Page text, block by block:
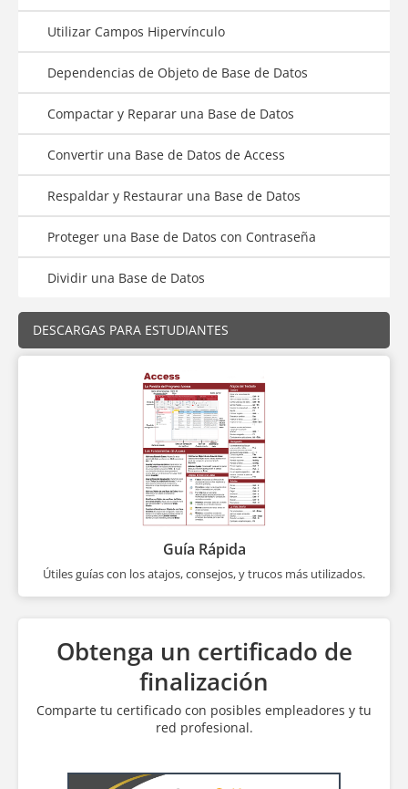
Utilizar Campos Hipervínculo
Dependencias de Objeto de Base de Datos
Compactar y Reparar una Base de Datos
Convertir una Base de Datos de Access
Respaldar y Restaurar una Base de Datos
Proteger una Base de Datos con Contraseña
Dividir una Base de Datos
DESCARGAS PARA ESTUDIANTES
Guía Rápida
Útiles guías con los atajos, consejos, y trucos más utilizados.
Obtenga un certificado de
finalización
Comparte tu certificado con posibles empleadores y tu
red profesional.